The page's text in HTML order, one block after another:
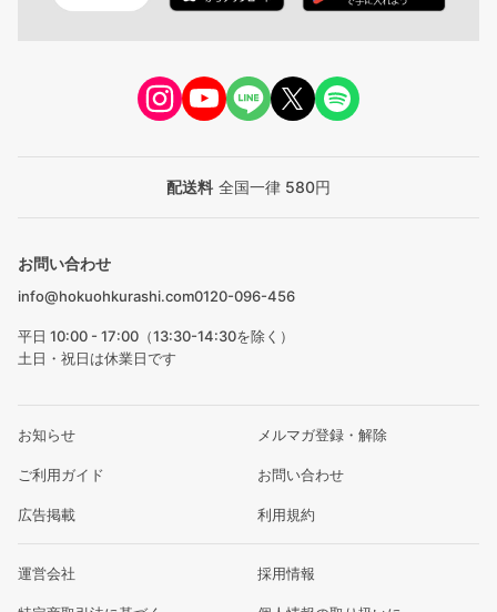
配送料 全国一律 580円
お問い合わせ
info@hokuohkurashi.com0120-096-456
平日 10:00 - 17:00（13:30-14:30を除く）
土日・祝日は休業日です
お知らせ メルマガ登録・解除
ご利用ガイド お問い合わせ
広告掲載 利用規約
運営会社 採用情報